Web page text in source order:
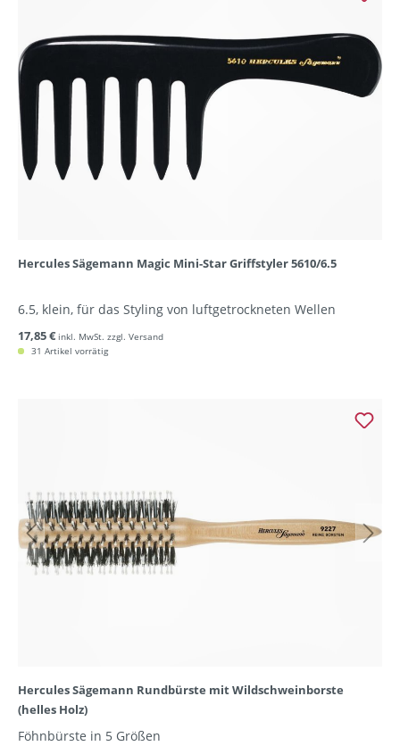
Hercules Sägemann Magic Mini-Star Griffstyler 5610/6.5
6.5, klein, für das Styling von luftgetrockneten Wellen
17,85 € inkl. MwSt. zzgl. Versand
31 Artikel vorrätig
Hercules Sägemann Rundbürste mit Wildschweinborste
(helles Holz)
Föhnbürste in 5 Größen